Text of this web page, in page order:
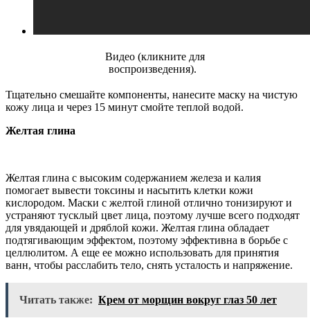
Видео (кликните для
воспроизведения).
Тщательно смешайте компоненты, нанесите маску на чистую
кожу лица и через 15 минут смойте теплой водой.
Желтая глина
Желтая глина с высоким содержанием железа и калия
помогает вывести токсины и насытить клетки кожи
кислородом. Маски с желтой глиной отлично тонизируют и
устраняют тусклый цвет лица, поэтому лучше всего подходят
для увядающей и дряблой кожи. Желтая глина обладает
подтягивающим эффектом, поэтому эффективна в борьбе с
целлюлитом. А еще ее можно использовать для принятия
ванн, чтобы расслабить тело, снять усталость и напряжение.
Читать также: Крем от морщин вокруг глаз 50 лет